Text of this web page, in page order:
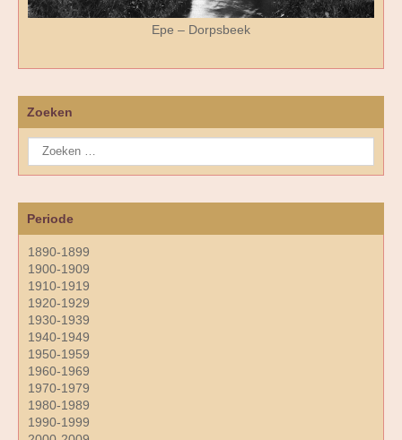
Epe – Dorpsbeek
Zoeken
Periode
1890-1899
1900-1909
1910-1919
1920-1929
1930-1939
1940-1949
1950-1959
1960-1969
1970-1979
1980-1989
1990-1999